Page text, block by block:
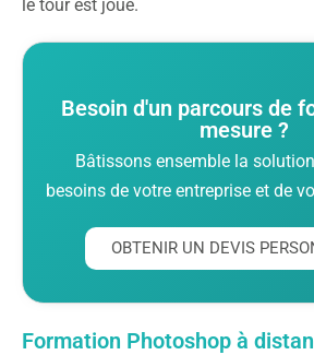
le tour est joué.
Besoin d'un parcours de
mesure ?
Bâtissons ensemble la
besoins de votre entreprise et de
OBTENIR UN DEVIS
Formation Photoshop à